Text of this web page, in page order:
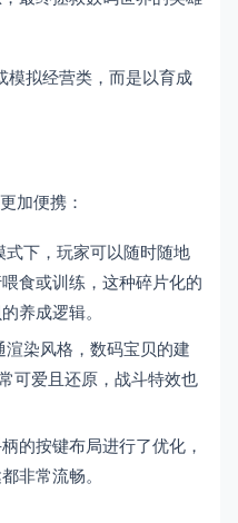
模拟经营类，而是以育成
加便携：
式下，玩家可以随时随地
食或训练，这种碎片化的
养成逻辑。
渲染风格，数码宝贝的建
可爱且还原，战斗特效也
的按键布局进行了优化，
非常流畅。